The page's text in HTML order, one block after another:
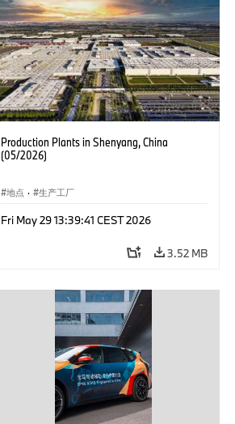
Production Plants in Shenyang, China
(05/2026)
地点 · 生产工厂
Fri May 29 13:39:41 CEST 2026
3.52 MB